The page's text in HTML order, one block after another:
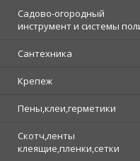
Садово-огородный
инструмент и системы
Сантехника
Крепеж
Пены,клеи,герметики
Скотч,ленты
клеящие,пленки,сетки